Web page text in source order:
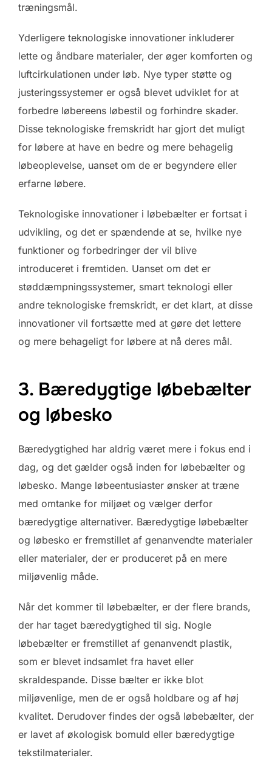
træningsmål.
Yderligere teknologiske innovationer inkluderer
lette og åndbare materialer, der øger komforten og
luftcirkulationen under løb. Nye typer støtte og
justeringssystemer er også blevet udviklet for at
forbedre løbereens løbestil og forhindre skader.
Disse teknologiske fremskridt har gjort det muligt
for løbere at have en bedre og mere behagelig
løbeoplevelse, uanset om de er begyndere eller
erfarne løbere.
Teknologiske innovationer i løbebælter er fortsat i
udvikling, og det er spændende at se, hvilke nye
funktioner og forbedringer der vil blive
introduceret i fremtiden. Uanset om det er
støddæmpningssystemer, smart teknologi eller
andre teknologiske fremskridt, er det klart, at disse
innovationer vil fortsætte med at gøre det lettere
og mere behageligt for løbere at nå deres mål.
3. Bæredygtige løbebælter
og løbesko
Bæredygtighed har aldrig været mere i fokus end i
dag, og det gælder også inden for løbebælter og
løbesko. Mange løbeentusiaster ønsker at træne
med omtanke for miljøet og vælger derfor
bæredygtige alternativer. Bæredygtige løbebælter
og løbesko er fremstillet af genanvendte materialer
eller materialer, der er produceret på en mere
miljøvenlig måde.
Når det kommer til løbebælter, er der flere brands,
der har taget bæredygtighed til sig. Nogle
løbebælter er fremstillet af genanvendt plastik,
som er blevet indsamlet fra havet eller
skraldespande. Disse bælter er ikke blot
miljøvenlige, men de er også holdbare og af høj
kvalitet. Derudover findes der også løbebælter, der
er lavet af økologisk bomuld eller bæredygtige
tekstilmaterialer.